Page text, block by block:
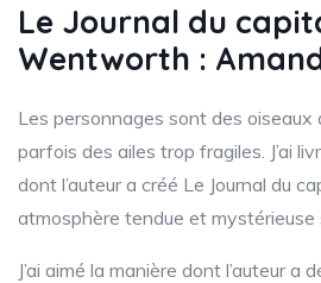
Le Journal du
Wentworth :
Les personnages sont des oiseaux
parfois des ailes trop fragiles. J’ai
dont l’auteur a créé Le Journal du
atmosphère tendue et mystérieuse
J’ai aimé la manière dont l’auteur a